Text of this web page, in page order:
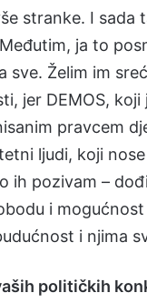
stranke. I sada
ja to
sve. Želim im
jer DEMOS,
pravcem
ljudi, koji
ih pozivam –
i
i njima
političkih